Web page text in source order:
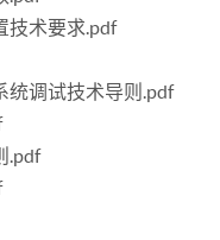
技术要求.pdf
统调试技术导则.pdf
.pdf